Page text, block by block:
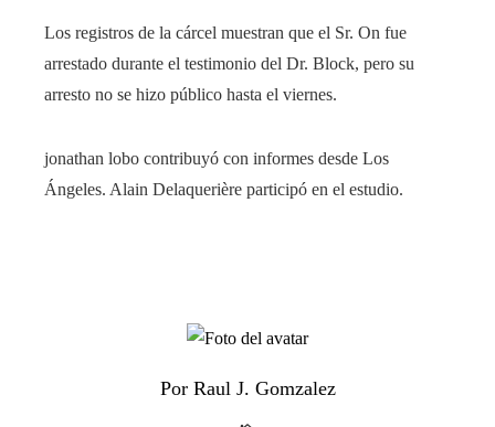
Los registros de la cárcel muestran que el Sr. On fue
arrestado durante el testimonio del Dr. Block, pero su
arresto no se hizo público hasta el viernes.
jonathan lobo contribuyó con informes desde Los
Ángeles. Alain Delaquerière participó en el estudio.
Por Raul J. Gomzalez